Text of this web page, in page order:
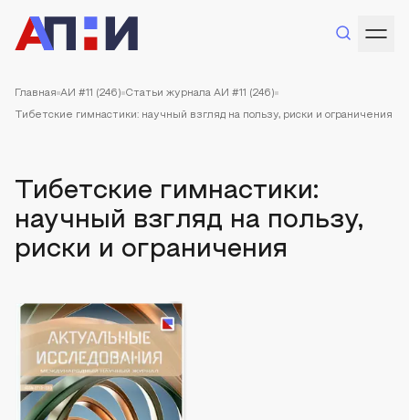
Главная АИ #11 (246) Статьи журнала АИ #11 (246)
Тибетские гимнастики: научный взгляд на пользу, риски и ограничения
Тибетские гимнастики:
научный взгляд на пользу,
риски и ограничения